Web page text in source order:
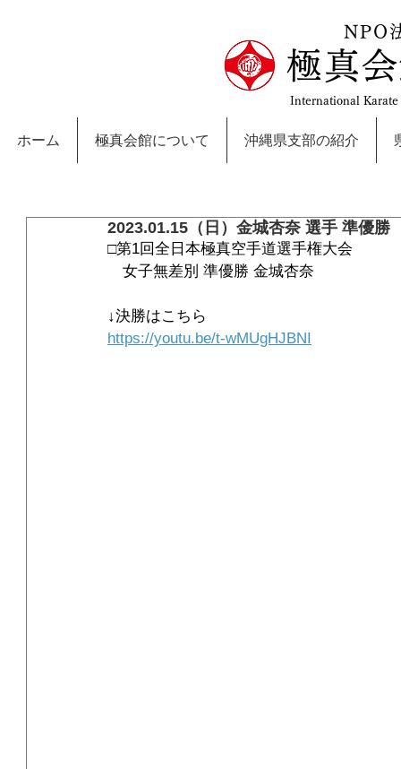
NPO
極真
International
ホーム 極真会館について 沖縄県支部の紹介
2023.01.15（日）金城杏奈 選手 準優勝
□第1回全日本極真空手道選手権大会
女子無差別 準優勝 金城杏奈
↓決勝はこちら
https://youtu.be/t-wMUgHJBNI